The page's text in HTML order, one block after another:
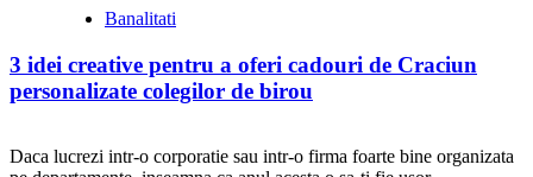
Banalitati
3 idei creative pentru a oferi cadouri de Craciun
personalizate colegilor de birou
Daca lucrezi intr-o corporatie sau intr-o firma foarte bine organizata